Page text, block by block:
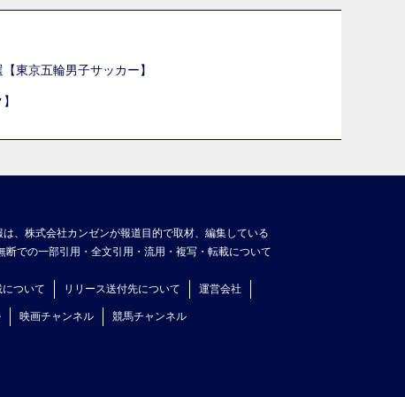
東京五輪男子サッカー】
、株式会社カンゼンが報道目的で取材、編集している
での一部引用・全文引用・流用・複写・転載について
について リリース送付先について 運営会社
映画チャンネル 競馬チャンネル